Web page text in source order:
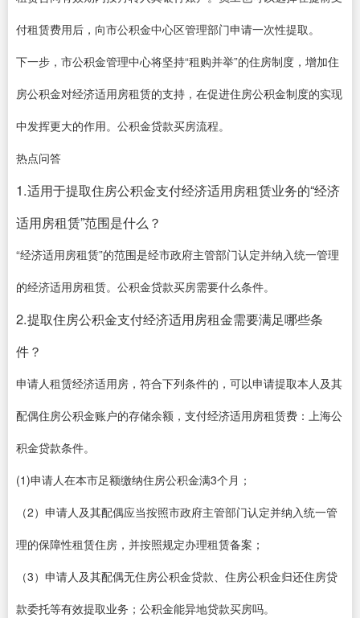
付租赁费用后，向市公积金中心区管理部门申请一次性提取。
下一步，市公积金管理中心将坚持“租购并举”的住房制度，增加住
房公积金对经济适用房租赁的支持，在促进住房公积金制度的实现
中发挥更大的作用。公积金贷款买房流程。
热点问答
1.适用于提取住房公积金支付经济适用房租赁业务的“经济
适用房租赁”范围是什么？
“经济适用房租赁”的范围是经市政府主管部门认定并纳入统一管理
的经济适用房租赁。公积金贷款买房需要什么条件。
2.提取住房公积金支付经济适用房租金需要满足哪些条
件？
申请人租赁经济适用房，符合下列条件的，可以申请提取本人及其
配偶住房公积金账户的存储余额，支付经济适用房租赁费：上海公
积金贷款条件。
(1)申请人在本市足额缴纳住房公积金满3个月；
（2）申请人及其配偶应当按照市政府主管部门认定并纳入统一管
理的保障性租赁住房，并按照规定办理租赁备案；
（3）申请人及其配偶无住房公积金贷款、住房公积金归还住房贷
款委托等有效提取业务；公积金能异地贷款买房吗。